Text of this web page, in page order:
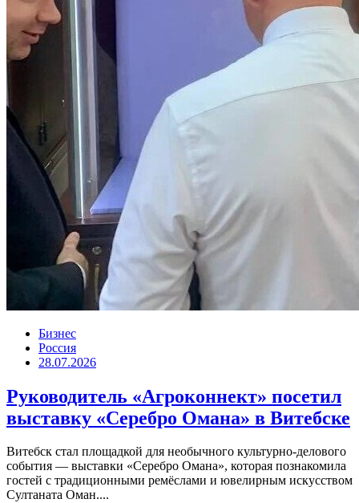
Бизнес
Россия
28.07.2026
Руководитель «Агроконнект» посетил
выставку «Серебро Омана» в Витебске
Витебск стал площадкой для необычного культурно-делового
события — выставки «Серебро Омана», которая познакомила
гостей с традиционными ремёслами и ювелирным искусством
Султаната Оман....